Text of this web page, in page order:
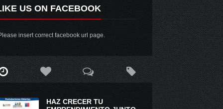
US ON FACEBOOK
insert correct facebook url page.
HAZ CRECER TU